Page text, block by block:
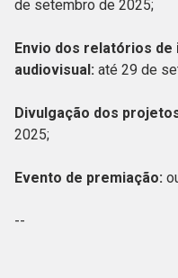
de setembro de 2025;
Envio dos relatórios
audiovisual: até 29 de
Divulgação dos
2025;
Evento de premiação:
--